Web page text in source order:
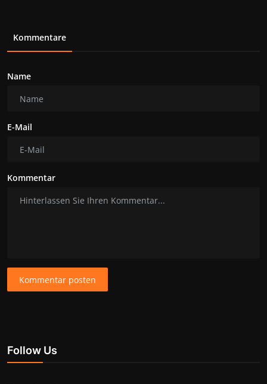
Kommentare
Name
E-Mail
Kommentar
Kommentar posten
Follow Us